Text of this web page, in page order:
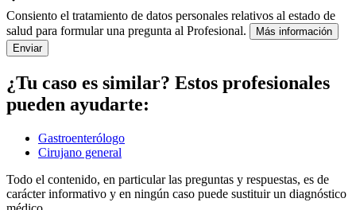
Consiento el tratamiento de datos personales relativos al estado de
salud para formular una pregunta al Profesional.
Más información
Enviar
¿Tu caso es similar? Estos profesionales
pueden ayudarte:
Gastroenterólogo
Cirujano general
Todo el contenido, en particular las preguntas y respuestas, es de
carácter informativo y en ningún caso puede sustituir un diagnóstico